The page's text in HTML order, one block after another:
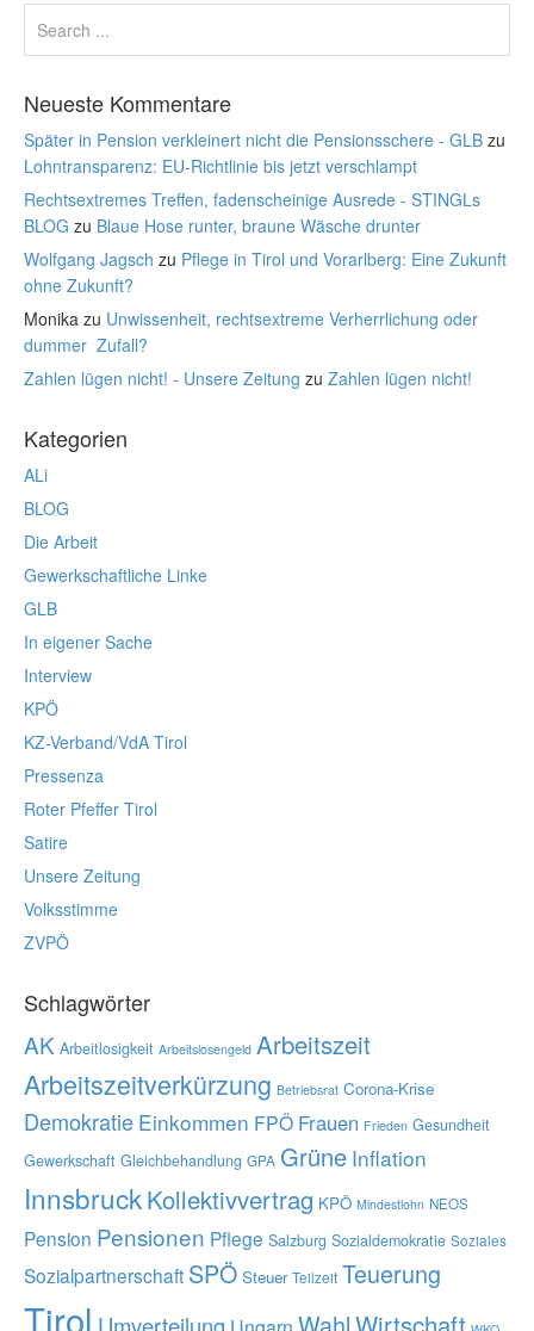
Neueste Kommentare
Später in Pension verkleinert nicht die Pensionsschere - GLB zu
Lohntransparenz: EU-Richtlinie bis jetzt verschlampt
Rechtsextremes Treffen, fadenscheinige Ausrede - STINGLs
BLOG zu Blaue Hose runter, braune Wäsche drunter
Wolfgang Jagsch zu Pflege in Tirol und Vorarlberg: Eine Zukunft
ohne Zukunft?
Monika zu Unwissenheit, rechtsextreme Verherrlichung oder
dummer Zufall?
Zahlen lügen nicht! - Unsere Zeitung zu Zahlen lügen nicht!
Kategorien
ALi
BLOG
Die Arbeit
Gewerkschaftliche Linke
GLB
In eigener Sache
Interview
KPÖ
KZ-Verband/VdA Tirol
Pressenza
Roter Pfeffer Tirol
Satire
Unsere Zeitung
Volksstimme
ZVPÖ
Schlagwörter
AK Arbeitlosigkeit Arbeitslosengeld Arbeitszeit
Arbeitszeitverkürzung Betriebsrat Corona-Krise
Demokratie Einkommen FPÖ Frauen Frieden Gesundheit
Gewerkschaft Gleichbehandlung GPA Grüne Inflation
InnsbruckKollektivvertrag KPÖ Mindestlohn NEOS
Pension Pensionen Pflege Salzburg Sozialdemokratie Soziales
Sozialpartnerschaft SPÖ Steuer Teilzeit Teuerung
Tirol